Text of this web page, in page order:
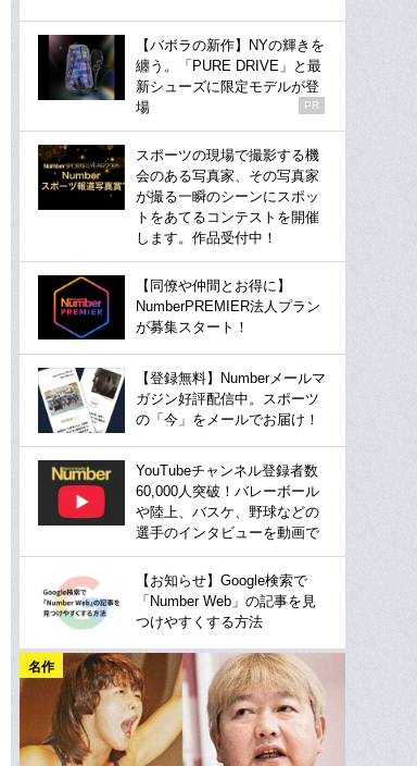
【バボラの新作】NYの輝きを
纏う。「PURE DRIVE」と最
新シューズに限定モデルが登
場
PR
スポーツの現場で撮影する機
会のある写真家、その写真家
が撮る一瞬のシーンにスポッ
トをあてるコンテストを開催
します。作品受付中！
【同僚や仲間とお得に】
NumberPREMIER法人プラン
が募集スタート！
【登録無料】Numberメールマ
ガジン好評配信中。スポーツ
の「今」をメールでお届け！
YouTubeチャンネル登録者数
60,000人突破！バレーボール
や陸上、バスケ、野球などの
選手のインタビューを動画で
【お知らせ】Google検索で
「Number Web」の記事を見
つけやすくする方法
名作